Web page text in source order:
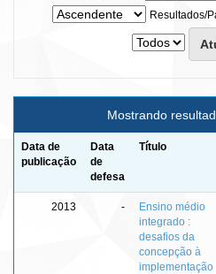
Resultados/
Mostrando
Data de
publicação
Data
de
defesa
Título
2013 -
Ensino médio
integrado :
desafios da
concepção à
implementação